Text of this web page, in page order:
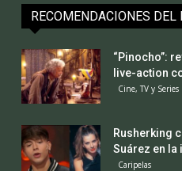
RECOMENDACIONES DEL
“Pinocho”:
live-action
Cine, TV y Series
Rusherking
Suárez en la
Caripelas